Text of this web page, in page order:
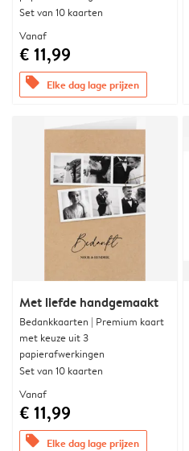
Set van 10 kaarten
Vanaf
€ 11,99
offers Elke dag lage prijzen
Met liefde handgemaakt
Bedankkaarten | Premium kaart
met keuze uit 3
papierafwerkingen
Set van 10 kaarten
Vanaf
€ 11,99
offers Elke dag lage prijzen